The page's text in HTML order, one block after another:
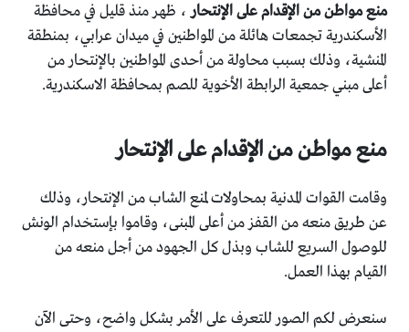
منع مواطن من الإقدام على الإنتحار، ظهر منذ قليل في محافظة
الأسكندرية تجمعات هائلة من المواطنين في ميدان عرابي، بمنطقة
المنشية، وذلك بسبب محاولة من أحدى المواطنين بالإنتحار من
أعلى مبني جمعية الرابطة الأخوية للصم بمحافظة الاسكندرية.
منع مواطن من الإقدام على الإنتحار
وقامت القوات المدنية بمحاولات لمنع الشاب من الإنتحار، وذلك
عن طريق منعه من القفز من أعلى المبنى، وقاموا بإستخدام الونش
للوصول السريع للشاب وبذل كل الجهود من أجل منعه من
القيام بهذا العمل.
سنعرض لكم الصور للتعرف على الأمر بشكل واضح، وحتى الآن